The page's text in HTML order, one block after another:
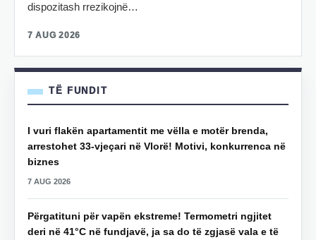
dispozitash rrezikojnë…
7 AUG 2026
TË FUNDIT
I vuri flakën apartamentit me vëlla e motër brenda,
arrestohet 33-vjeçari në Vlorë! Motivi, konkurrenca në
biznes
7 AUG 2026
Përgatituni për vapën ekstreme! Termometri ngjitet
deri në 41°C në fundjavë, ja sa do të zgjasë vala e të